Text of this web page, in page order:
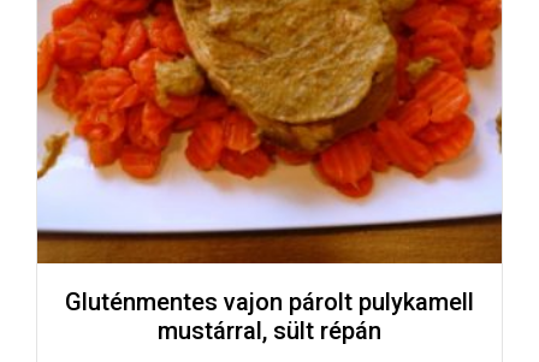
Gluténmentes vajon párolt pulykamell
mustárral, sült répán